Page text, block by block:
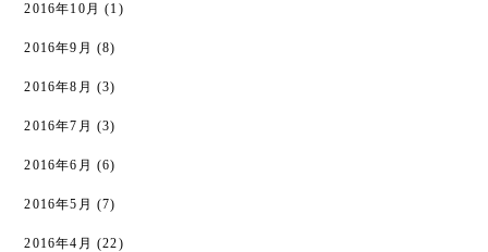
2016年10月 (1)
2016年9月 (8)
2016年8月 (3)
2016年7月 (3)
2016年6月 (6)
2016年5月 (7)
2016年4月 (22)